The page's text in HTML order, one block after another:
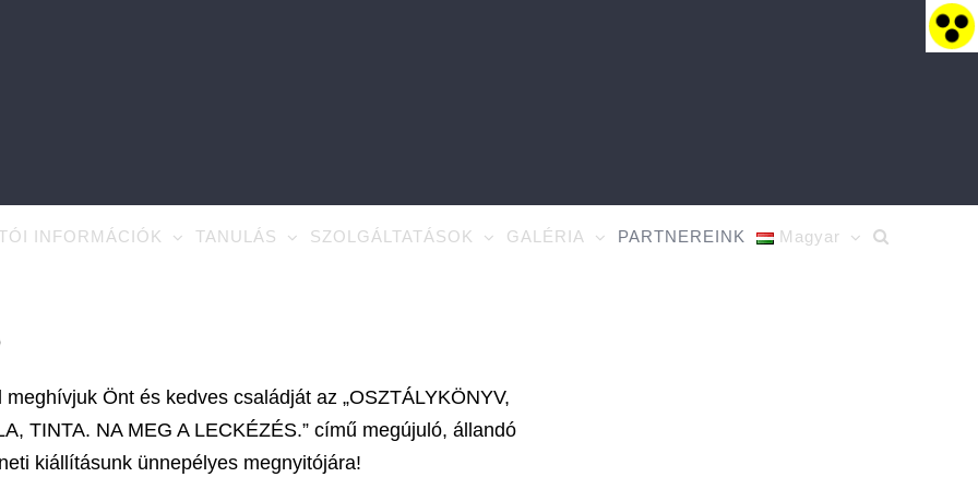
INFORMÁCIÓK TANULÁS SZOLGÁLTATÁSOK GALÉRIA PARTNEREINK Magyar
meghívjuk Önt és kedves családját az „OSZTÁLYKÖNYV,
TINTA. NA MEG A LECKÉZÉS.” című megújuló, állandó
kiállításunk ünnepélyes megnyitójára!